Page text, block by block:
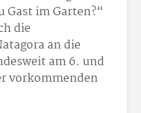
Gast im Garten?“
die
an die
am 6. und
vorkommenden